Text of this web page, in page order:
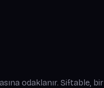
odaklanır. Siftable, bir